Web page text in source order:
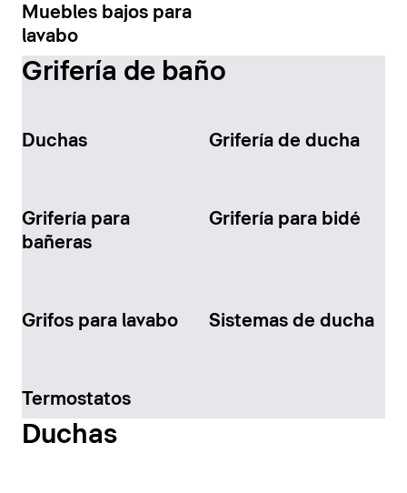
Muebles bajos para
lavabo
Grifería de baño
Duchas Grifería de ducha
Grifería para
bañeras
Grifería para bidé
Grifos para lavabo Sistemas de ducha
Termostatos
Duchas